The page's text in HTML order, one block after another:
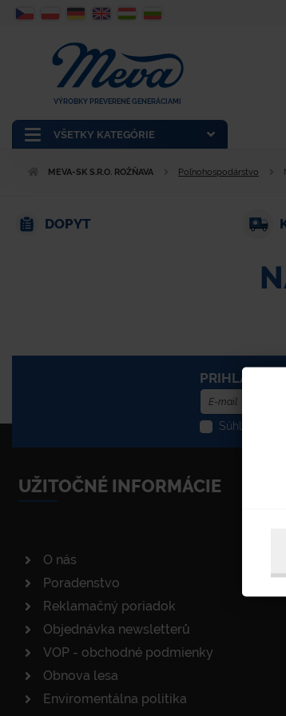
VŠETKY KATEGÓRIE
VÝROBKY PREVERENÉ GENERÁCIAMI
MEVA-SK S.R.O. ROŽŇAVA Poľnohospodárstvo
DOPYT
Súhlasím
UŽITOČNÉ INFORMÁCIE
O nás
Poradenstvo
Reklamačný poriadok
Objednávka newsletterů
VOP - obchodné podmienky
Obnova lesa
Enviromentálna politika